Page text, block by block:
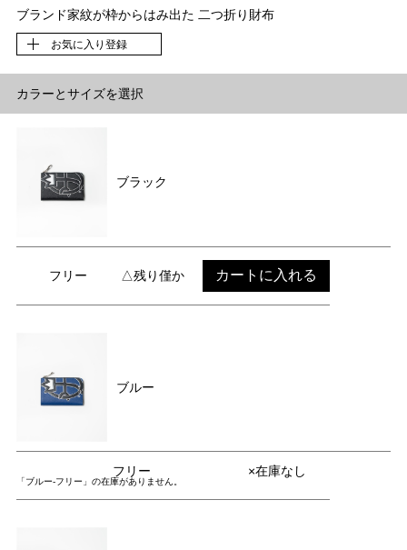
ブランド家紋が枠からはみ出た 二つ折り財布
お気に入り登録
カラーとサイズを選択
ブラック
フリー △残り僅か カートに入れる
ブルー
フリー ×在庫なし
「ブルー-フリー」の在庫がありません。